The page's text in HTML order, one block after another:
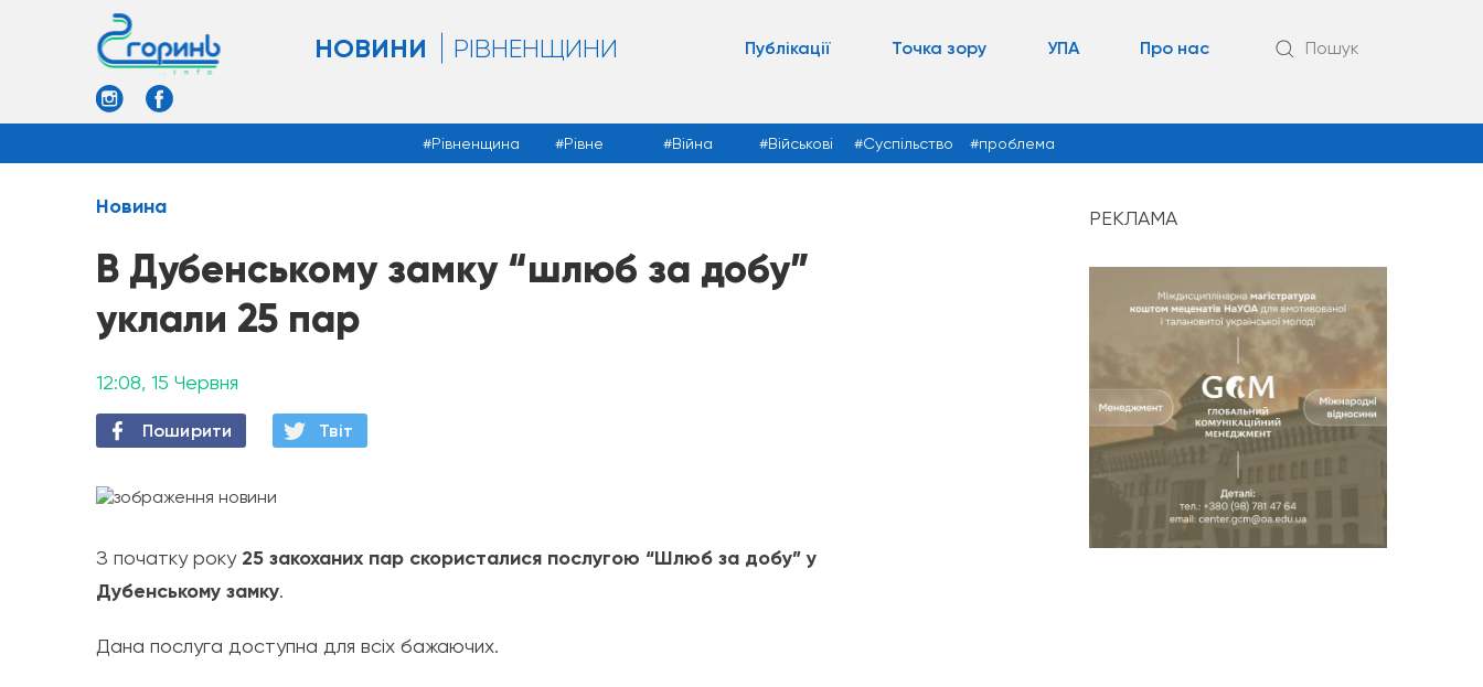
НОВИНИ РІВНЕНЩИНИ Публікації Точка зору УПА Про нас Пошук
Рівненщина Рівне Війна Військові Суспільство проблема
Новина
В Дубенському замку “шлюб за добу”
уклали 25 пар
12:08, 15 Червня
Поширити Твiт
З початку року25 закоханих пар скористалися послугою “Шлюб за добу” у
Дубенському замку.
Дана послуга доступна для всіх бажаючих.
РЕКЛАМА